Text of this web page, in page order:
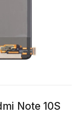
Note 10S